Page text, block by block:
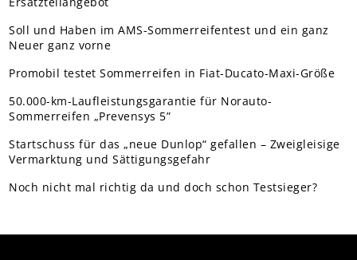
Soll und Haben im AMS-Sommerreifentest und ein ganz
Neuer ganz vorne
Promobil testet Sommerreifen in Fiat-Ducato-Maxi-Größe
50.000-km-Laufleistungsgarantie für Norauto-
Sommerreifen „Prevensys 5”
Startschuss für das „neue Dunlop“ gefallen – Zweigleisige
Vermarktung und Sättigungsgefahr
Noch nicht mal richtig da und doch schon Testsieger?